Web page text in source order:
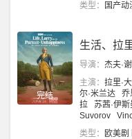
类型：
国产动
完结
生活、拉
导演： 杰夫·
主演： 拉里·
尔·米兰达
乔
拉
苏茜·伊斯
Suvorov
类型：
欧美剧